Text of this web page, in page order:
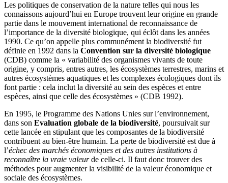
Les politiques de conservation de la nature telles qui nous les
connaissons aujourd’hui en Europe trouvent leur origine en grande
partie dans le mouvement international de reconnaissance de
l’importance de la diversité biologique, qui éclôt dans les années
1990. Ce qu’on appelle plus communément la biodiversité fut
définie en 1992 dans la Convention sur la diversité biologique
(CDB) comme la « variabilité des organismes vivants de toute
origine, y compris, entres autres, les écosystèmes terrestres, marins et
autres écosystèmes aquatiques et les complexes écologiques dont ils
font partie : cela inclut la diversité au sein des espèces et entre
espèces, ainsi que celle des écosystèmes » (CDB 1992).
En 1995, le Programme des Nations Unies sur l’environnement,
dans son Evaluation globale de la biodiversité, poursuivait sur
cette lancée en stipulant que les composantes de la biodiversité
contribuent au bien-être humain. La perte de biodiversité est due à
l’échec des marchés économiques et des autres institutions à
reconnaître la vraie valeurde celle-ci. Il faut donc trouver des
méthodes pour augmenter la visibilité de la valeur économique et
sociale des écosystèmes.